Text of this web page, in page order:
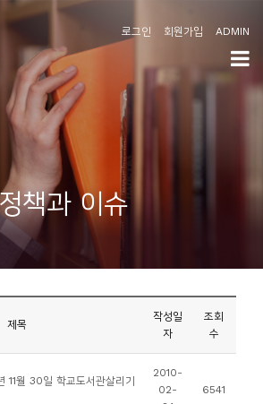
로그인 회원가입 ADMIN
책과 이슈
제목
작성일
자
조회
수
월 30일 학교도서관살리기
2010-
02-
6541